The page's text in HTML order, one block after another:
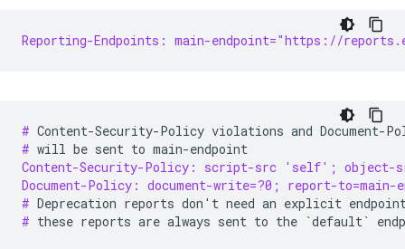
Reporting-Endpoints: main-endpoint="https://
# Content-Security-Policy violations and Document-
# will be sent to
Content-Security-Policy: script-src 'self'; object-
Document-Policy: document-write=?0; report-to=main-
# Deprecation reports don ' t need an explicit
# these reports are always sent to the `default `